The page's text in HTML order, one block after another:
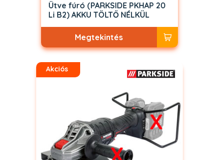
Ütve fúró (PARKSIDE PKHAP 20
Li B2) AKKU TÖLTŐ NÉLKÜL
Megtekintés
Akciós